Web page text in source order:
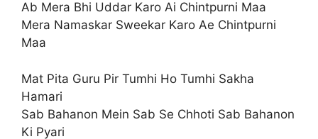
Ab Mera Bhi Uddar Karo Ai Chintpurni Maa
Mera Namaskar Sweekar Karo Ae Chintpurni
Maa
Mat Pita Guru Pir Tumhi Ho Tumhi Sakha
Hamari
Sab Bahanon Mein Sab Se Chhoti Sab Bahanon
Ki Pyari